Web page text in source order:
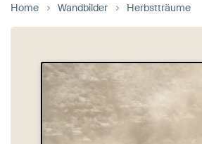
Home Wandbilder Herbstträume